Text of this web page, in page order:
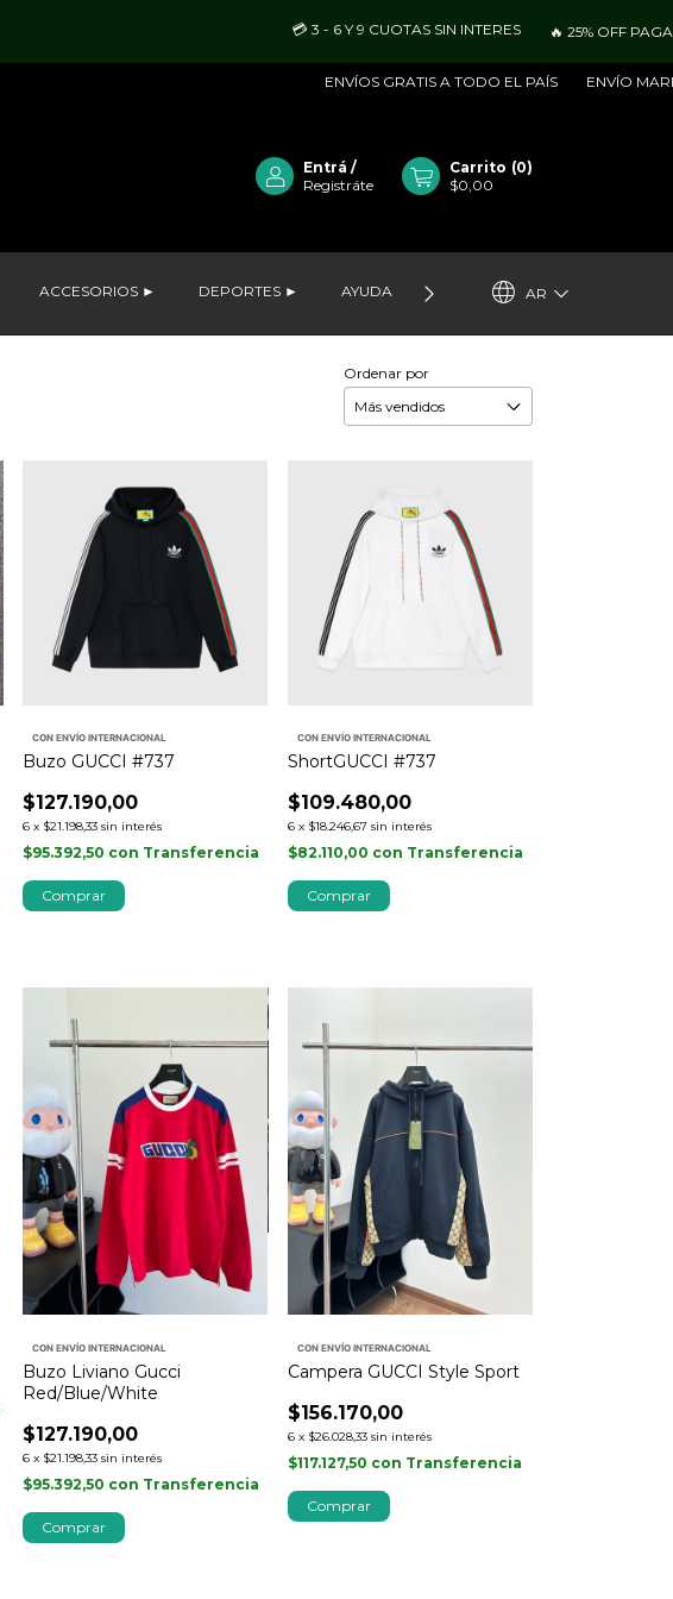
💳 3 - 6 Y 9 CUOTAS SIN INTERES 🔥 25% OFF PAGANDO
ENVÍOS GRATIS A TODO EL PAÍS ENVÍO MARITIMO -
Entrá /
Registráte
Carrito (0)
$0,00
ACCESORIOS ► DEPORTES ► AYUDA VER LO MÁS NUEVO
AR
Ordenar por
CON ENVÍO INTERNACIONAL
Buzo GUCCI #737
$127.190,00
6 x $21.198,33 sin interés
$95.392,50 con Transferencia
Comprar
CON ENVÍO INTERNACIONAL
ShortGUCCI #737
$109.480,00
6 x $18.246,67 sin interés
$82.110,00 con Transferencia
Comprar
CON ENVÍO INTERNACIONAL
Buzo Liviano Gucci
Red/Blue/White
$127.190,00
6 x $21.198,33 sin interés
$95.392,50 con Transferencia
Comprar
CON ENVÍO INTERNACIONAL
Campera GUCCI Style Sport
$156.170,00
6 x $26.028,33 sin interés
$117.127,50 con Transferencia
Comprar